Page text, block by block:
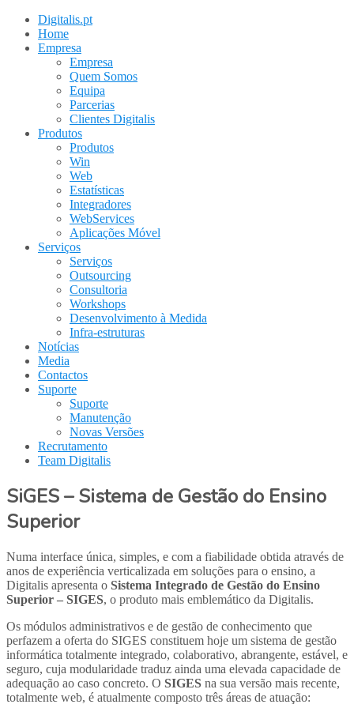
Digitalis.pt
Home
Empresa
Empresa
Quem Somos
Equipa
Parcerias
Clientes Digitalis
Produtos
Produtos
Win
Web
Estatísticas
Integradores
WebServices
Aplicações Móvel
Serviços
Serviços
Outsourcing
Consultoria
Workshops
Desenvolvimento à Medida
Infra-estruturas
Notícias
Media
Contactos
Suporte
Suporte
Manutenção
Novas Versões
Recrutamento
Team Digitalis
SiGES – Sistema de Gestão do Ensino
Superior
Numa interface única, simples, e com a fiabilidade obtida através de
anos de experiência verticalizada em soluções para o ensino, a
Digitalis apresenta o Sistema Integrado de Gestão do Ensino
Superior – SIGES, o produto mais emblemático da Digitalis.
Os módulos administrativos e de gestão de conhecimento que
perfazem a oferta do SIGES constituem hoje um sistema de gestão
informática totalmente integrado, colaborativo, abrangente, estável, e
seguro, cuja modularidade traduz ainda uma elevada capacidade de
adequação ao caso concreto. O SIGES na sua versão mais recente,
totalmente web, é atualmente composto três áreas de atuação: